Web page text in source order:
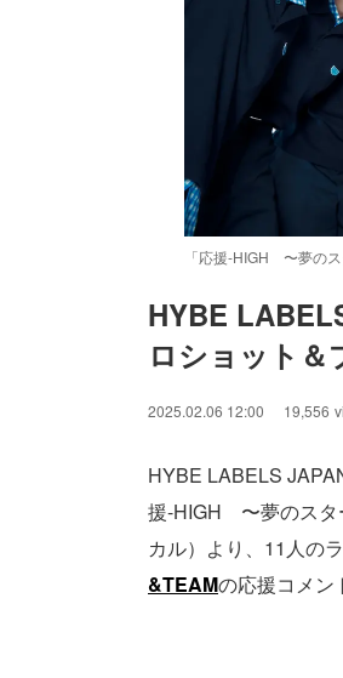
「応援-HIGH 〜夢の
HYBE
ロショット＆
2025.02.06 12:00 19,556
HYBE LABELS
援-HIGH 〜夢のスタ
カル）より、11人の
&TEAMの応援コメン